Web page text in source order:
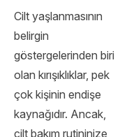
Cilt yaşlanmasının
belirgin
göstergelerinden biri
olan kırışıklıklar, pek
çok kişinin endişe
kaynağıdır. Ancak,
cilt bakım rutininize